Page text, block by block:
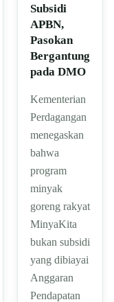
Subsidi
APBN,
Pasokan
Bergantung
pada DMO
Kementerian
Perdagangan
menegaskan
bahwa
program
minyak
goreng rakyat
MinyaKita
bukan subsidi
yang dibiayai
Anggaran
Pendapatan